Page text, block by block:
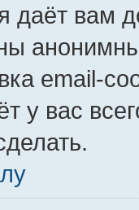
даёт вам
email-
у вас